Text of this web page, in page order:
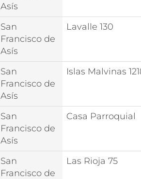
Asís
San
Francisco de
Asís
Lavalle 130
San
Francisco de
Asís
Islas Malvinas
San
Francisco de
Asís
Casa Parroquial
San
Francisco de
Las Rioja 75